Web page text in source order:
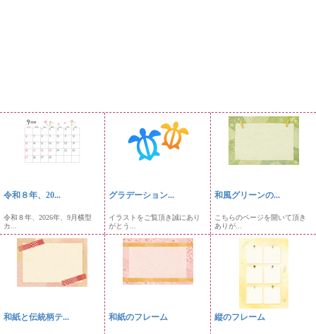
令和８年、20...
令和８年、2026年、9月横型
カ...
グラデーション...
イラストをご覧頂き誠にあり
がとう...
和風グリーンの...
こちらのページを開いて頂き
ありが...
和紙と伝統柄テ... 和紙のフレーム 縦のフレーム